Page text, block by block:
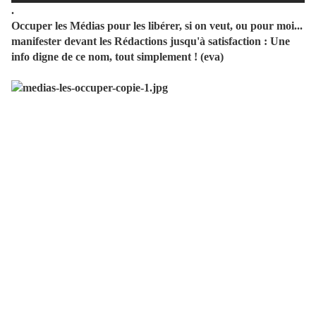
.
Occuper les Médias pour les libérer, si on veut, ou pour moi...
manifester devant les Rédactions jusqu'à satisfaction : Une
info digne de ce nom, tout simplement ! (eva)